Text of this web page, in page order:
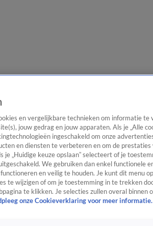
en vergelijkbare technieken om informatie te
jouw gedrag en jouw apparaten. Als je „Alle
ingeschakeld om onze
en diensten te verbeteren en om de prestaties
„Huidige keuze opslaan” selecteert of je
We gebruiken dan enkel functionele
en veilig te houden. Je kunt dit menu
te wijzigen of om je toestemming in te trekken
te klikken. Je selecties zullen overal binnen
onze Cookieverklaring voor meer informatie.